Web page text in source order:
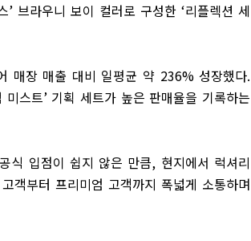
’브라우니 보이 컬러로 구성한‘리플렉션 세
매장 매출 대비 일평균 약 236%성장했다.
미스트’ 기획 세트가 높은 판매율을 기록하는
식 입점이 쉽지 않은 만큼, 현지에서 럭셔리
객부터 프리미엄 고객까지 폭넓게 소통하며